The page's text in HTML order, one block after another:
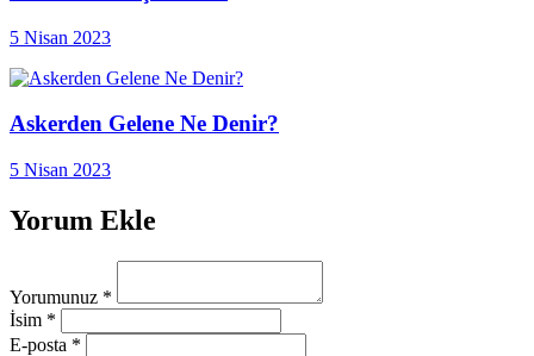
5 Nisan 2023
Askerden Gelene Ne Denir?
5 Nisan 2023
Yorum Ekle
Yorumunuz *
İsim *
E-posta *